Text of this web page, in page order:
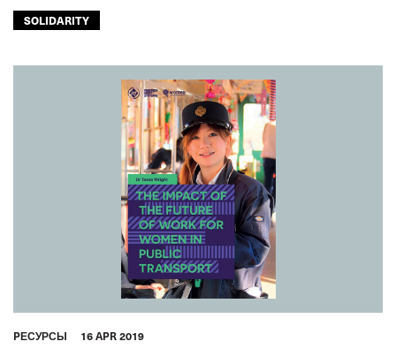
SOLIDARITY
PЕСУРСЫ 16 APR 2019